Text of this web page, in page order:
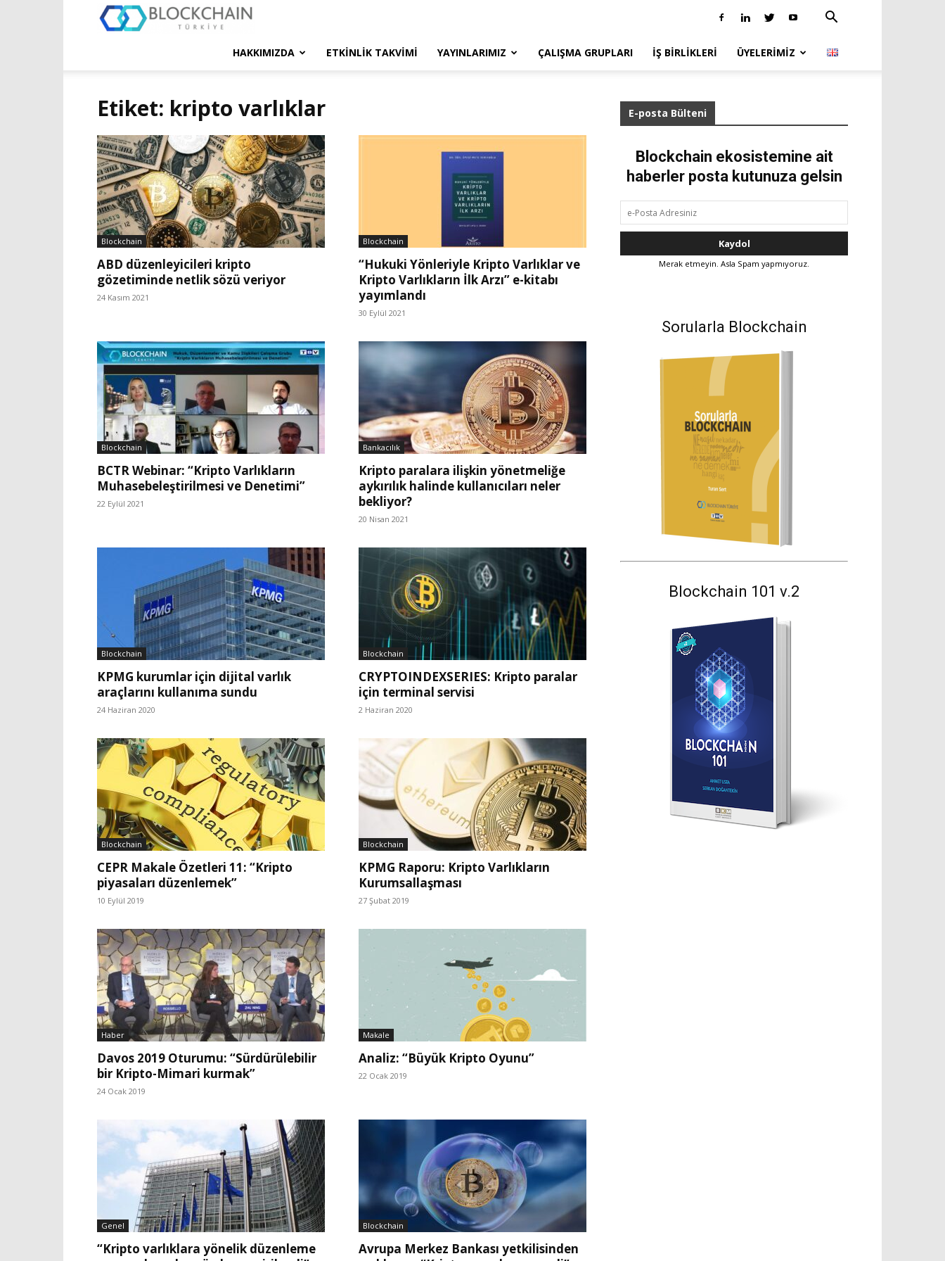
Türkiye
HAKKIMIZDA ETKINLIK TAKVIMI YAYINLARIMIZ ÇALIŞMA GRUPLARI İŞ BIRLIKLERI ÜYELERIMIZ
Etiket: kripto varlıklar
Blockchain
ABD düzenleyicileri kripto
gözetiminde netlik sözü veriyor
24 Kasım 2021
Blockchain
“Hukuki Yönleriyle Kripto Varlıklar ve
Kripto Varlıkların İlk Arzı” e-kitabı
yayımlandı
30 Eylül 2021
Blockchain
BCTR Webinar: “Kripto Varlıkların
Muhasebeleştirilmesi ve Denetimi”
22 Eylül 2021
Bankacılık
Kripto paralara ilişkin yönetmeliğe
aykırılık halinde kullanıcıları neler
bekliyor?
20 Nisan 2021
Blockchain
KPMG kurumlar için dijital varlık
araçlarını kullanıma sundu
24 Haziran 2020
Blockchain
CRYPTOINDEXSERIES: Kripto paralar
için terminal servisi
2 Haziran 2020
Blockchain
CEPR Makale Özetleri 11: “Kripto
piyasaları düzenlemek”
10 Eylül 2019
Blockchain
KPMG Raporu: Kripto Varlıkların
Kurumsallaşması
27 Şubat 2019
Haber
Davos 2019 Oturumu: “Sürdürülebilir
bir Kripto-Mimari kurmak”
24 Ocak 2019
Makale
Analiz: “Büyük Kripto Oyunu”
22 Ocak 2019
Genel
“Kripto varlıklara yönelik düzenleme
Blockchain
Avrupa Merkez Bankası yetkilisinden
E-posta Bülteni
Blockchain ekosistemine ait
haberler posta kutunuza gelsin
Merak etmeyin. Asla Spam yapmıyoruz.
Sorularla Blockchain
Blockchain 101 v.2